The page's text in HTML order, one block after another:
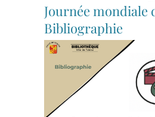
Journée mondiale
Bibliographie